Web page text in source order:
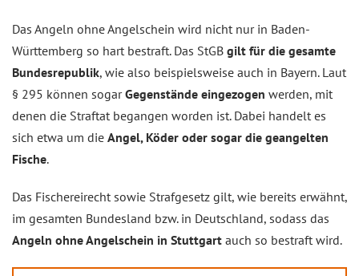
Das Angeln ohne Angelschein wird nicht nur in Baden-
Württemberg so hart bestraft. Das StGB gilt für die gesamte
Bundesrepublik, wie also beispielsweise auch in Bayern. Laut
§ 295 können sogarGegenstände eingezogen werden, mit
denen die Straftat begangen worden ist. Dabei handelt es
sich etwa um die Angel, Köder oder sogar die geangelten
Fische.
Das Fischereirecht sowie Strafgesetz gilt, wie bereits erwähnt,
im gesamten Bundesland bzw. in Deutschland, sodass das
Angeln ohne Angelschein in Stuttgart auch so bestraft wird.